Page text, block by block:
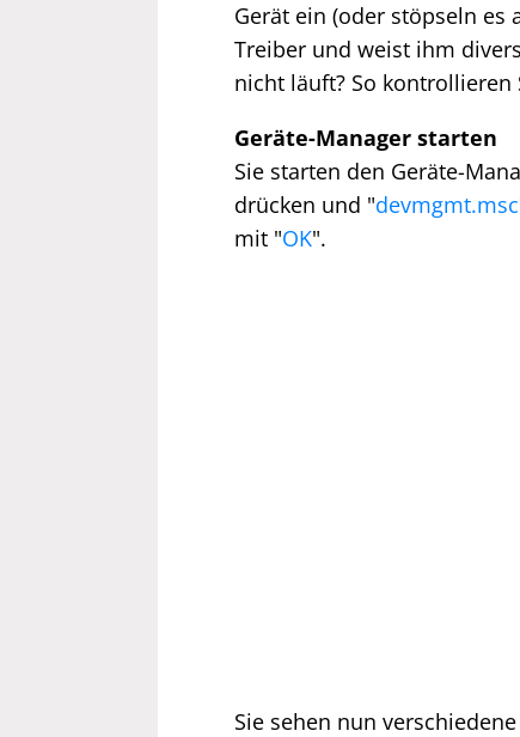
Gerät ein (oder stöpseln es
Treiber und weist ihm
nicht läuft? So
Geräte-Manager starten
Sie starten den Geräte-
drücken und "devmgmt.msc
mit "OK".
Sie sehen nun